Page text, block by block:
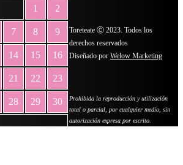
1 2
7 8 9
14 15 16
21 22 23
28 29 30
Toreteate Ⓒ 2023. Todos los
derechos reservados
Diseñado por Welow Marketing
Prohibida la reproducción y utilización
total o parcial, por cualquier medio, sin
autorización expresa por escrito.